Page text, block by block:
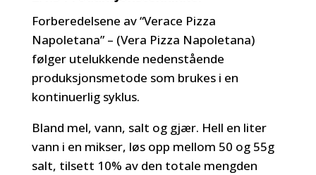
Forberedelsene av “Verace Pizza
Napoletana” – (Vera Pizza Napoletana)
følger utelukkende nedenstående
produksjonsmetode som brukes i en
kontinuerlig syklus.
Bland mel, vann, salt og gjær. Hell en liter
vann i en mikser, løs opp mellom 50 og 55g
salt, tilsett 10% av den totale mengden